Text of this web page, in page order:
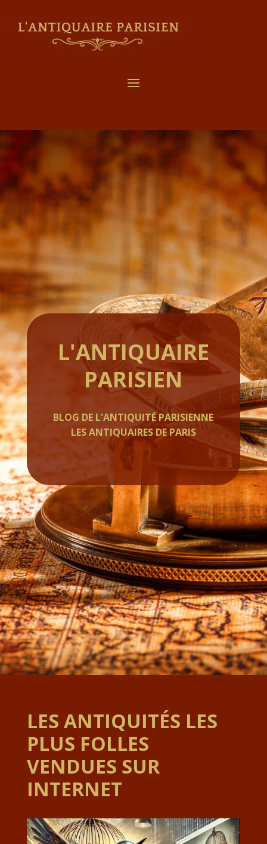
L'ANTIQUAIRE
PARISIEN
BLOG DE L'ANTIQUITÉ PARISIENNE
LES ANTIQUAIRES DE PARIS
LES ANTIQUITÉS LES
PLUS FOLLES
VENDUES SUR
INTERNET